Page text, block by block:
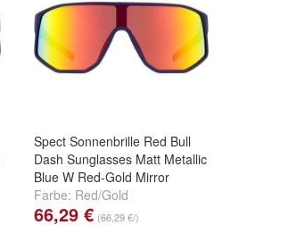
Spect Sonnenbrille Red Bull
Dash Sunglasses Matt Metallic
Blue W Red-Gold Mirror
Farbe: Red/Gold
66,29 € (66,29 €/)